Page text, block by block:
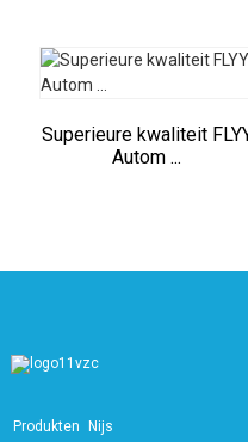
Superieure kwaliteit
Autom ...
Produkten Nijs